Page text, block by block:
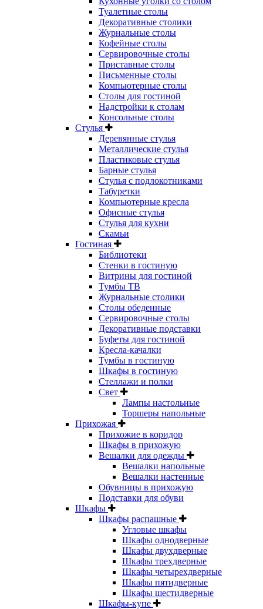
Туалетные столы
Декоративные столики
Журнальные столы
Кофейные столы
Сервировочные столы
Приставные столы
Письменные столы
Компьютерные столы
Столы для гостиной
Надстройки к столам
Консольные столы
Стулья
Деревянные стулья
Металлические стулья
Пластиковые стулья
Барные стулья
Стулья с подлокотниками
Табуретки
Компьютерные кресла
Офисные стулья
Стулья для кухни
Скамьи
Гостиная
Библиотеки
Стенки в гостиную
Витрины для гостиной
Тумбы ТВ
Журнальные столики
Столы обеденные
Сервировочные столы
Декоративные подставки
Буфеты для гостиной
Кресла-качалки
Тумбы в гостиную
Шкафы в гостиную
Стеллажи и полки
Свет
Лампы настольные
Торшеры напольные
Прихожая
Прихожие в коридор
Шкафы в прихожую
Вешалки для одежды
Вешалки напольные
Вешалки настенные
Обувницы в прихожую
Подставки для обуви
Шкафы
Шкафы распашные
Угловые шкафы
Шкафы однодверные
Шкафы двухдверные
Шкафы трехдверные
Шкафы четырехдверные
Шкафы пятидверные
Шкафы шестидверные
Шкафы-купе